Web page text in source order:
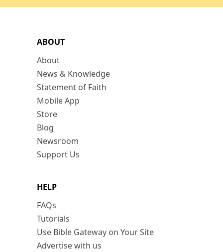
ABOUT
About
News & Knowledge
Statement of Faith
Mobile App
Store
Blog
Newsroom
Support Us
HELP
FAQs
Tutorials
Use Bible Gateway on Your Site
Advertise with us